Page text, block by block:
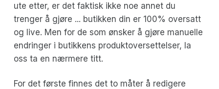
ute etter, er det faktisk ikke noe annet du
trenger å gjøre ... butikken din er 100% oversatt
og live. Men for de som ønsker å gjøre manuelle
endringer i butikkens produktoversettelser, la
oss ta en nærmere titt.
For det første finnes det to måter å redigere